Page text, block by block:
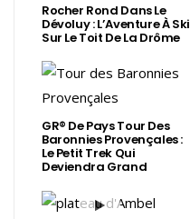
Rocher Rond Dans Le
Dévoluy : L’Aventure À Ski
Sur Le Toit De La Drôme
GR® De Pays Tour Des
Baronnies Provençales :
Le Petit Trek Qui
Deviendra Grand